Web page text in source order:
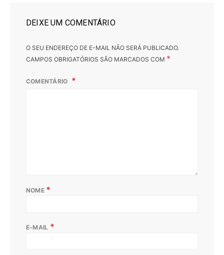
DEIXE UM COMENTÁRIO
O SEU ENDEREÇO DE E-MAIL NÃO SERÁ PUBLICADO.
CAMPOS OBRIGATÓRIOS SÃO MARCADOS COM *
COMENTÁRIO
NOME *
E-MAIL *